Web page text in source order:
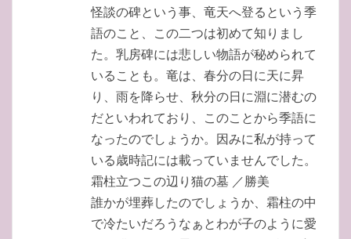
怪談の碑という事、竜天へ登るという季
語のこと、この二つは初めて知りまし
た。乳房碑には悲しい物語が秘められて
いることも。竜は、春分の日に天に昇
り、雨を降らせ、秋分の日に淵に潜むの
だといわれており、このことから季語に
なったのでしょうか。因みに私が持って
いる歳時記には載っていませんでした。
霜柱立つこの辺り猫の墓 ／勝美
誰かが埋葬したのでしょうか、霜柱の中
で冷たいだろうなぁとわが子のように愛